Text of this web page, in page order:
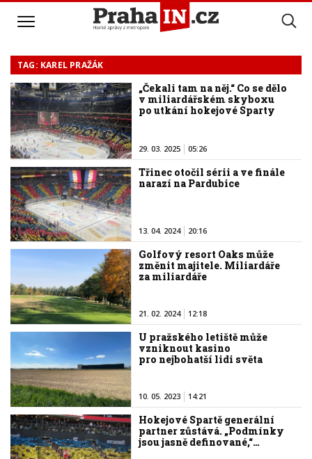
TAG: KAREL PRAŽÁK
„Čekali tam na něj.“ Co se dělo
v miliardářském skyboxu
po utkání hokejové Sparty
29. 03. 2025 05:26
Třinec otočil sérii a ve finále
narazí na Pardubice
13. 04. 2024 20:16
Golfový resort Oaks může
změnit majitele. Miliardáře
za miliardáře
21. 02. 2024 12:18
U pražského letiště může
vzniknout kasino
pro nejbohatší lidi světa
10. 05. 2023 14:21
Hokejové Spartě generální
partner zůstává. „Podmínky
jsou jasně definované,“…